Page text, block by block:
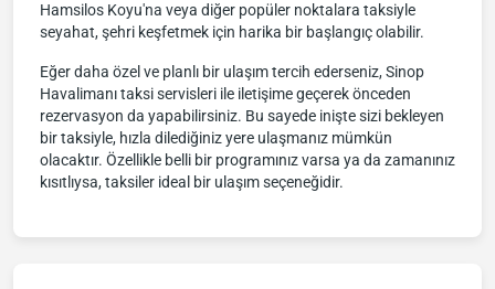
Hamsilos Koyu'na veya diğer popüler noktalara taksiyle
seyahat, şehri keşfetmek için harika bir başlangıç olabilir.
Eğer daha özel ve planlı bir ulaşım tercih ederseniz, Sinop
Havalimanı taksi servisleri ile iletişime geçerek önceden
rezervasyon da yapabilirsiniz. Bu sayede inişte sizi bekleyen
bir taksiyle, hızla dilediğiniz yere ulaşmanız mümkün
olacaktır. Özellikle belli bir programınız varsa ya da zamanınız
kısıtlıysa, taksiler ideal bir ulaşım seçeneğidir.